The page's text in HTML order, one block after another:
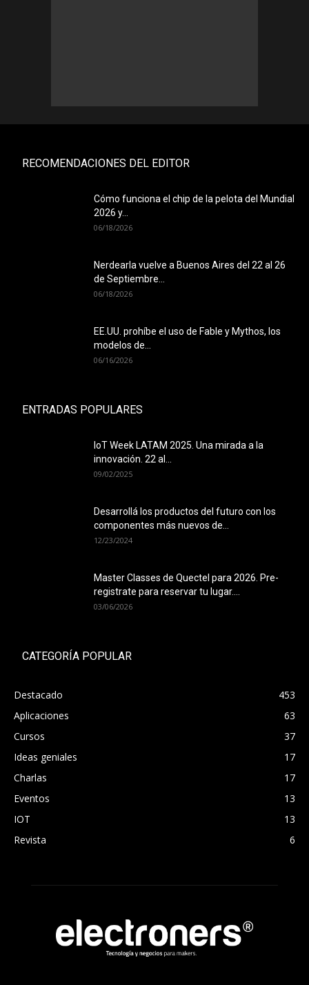
RECOMENDACIONES DEL EDITOR
Cómo funciona el chip de la pelota del Mundial
2026 y...
06/18/2026
Nerdearla vuelve a Buenos Aires del 22 al 26
de Septiembre...
06/18/2026
EE.UU. prohíbe el uso de Fable y Mythos, los
modelos de...
06/16/2026
ENTRADAS POPULARES
IoT Week LATAM 2025. Una mirada a la
innovación. 22 al...
09/02/2025
Desarrollá los productos del futuro con los
componentes más nuevos de...
12/23/2024
Master Classes de Quectel para 2026. Pre-
registrate para reservar tu lugar....
03/06/2026
CATEGORÍA POPULAR
Destacado
453
Aplicaciones
63
Cursos
37
Ideas geniales
17
Charlas
17
Eventos
13
IOT
13
Revista
6